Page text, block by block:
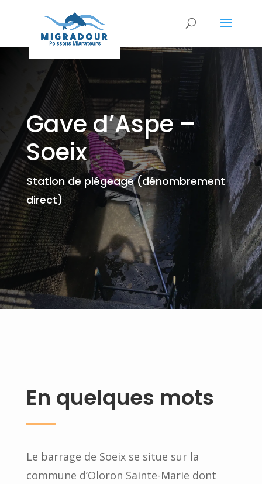
Gave d’Aspe –
Soeix
Station de piégeage (dénombrement
direct)
En quelques mots
Le barrage de Soeix se situe sur la
commune d’Oloron Sainte-Marie dont